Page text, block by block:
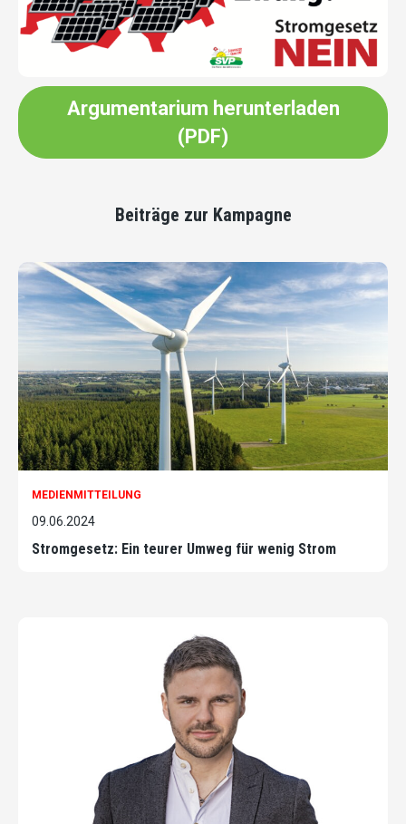
Argumentarium herunterladen
(PDF)
Beiträge zur Kampagne
MEDIENMITTEILUNG
09.06.2024
Stromgesetz: Ein teurer Umweg für wenig Strom